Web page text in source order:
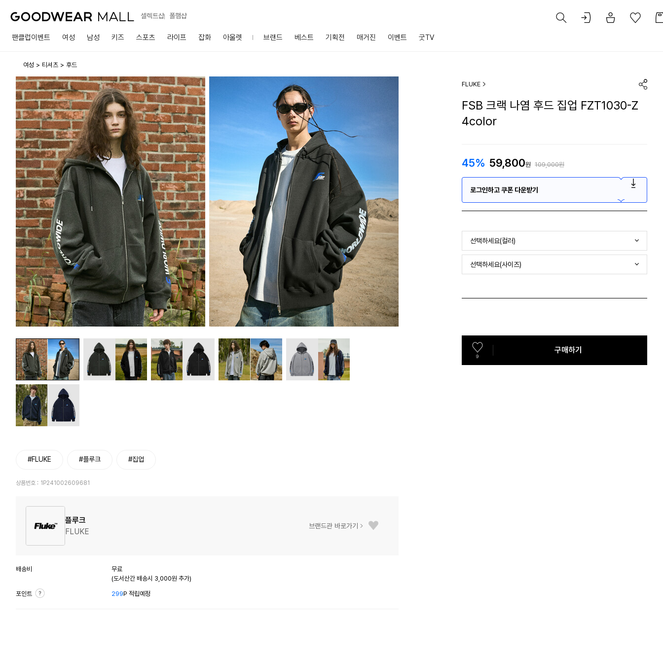
셀렉트샵 폴햄샵
팬클럽이벤트 여성 남성 키즈 스포츠 라이프 잡화 아울렛 브랜드 베스트 기획전 매거진 이벤트 굿TV
여성 티셔츠 후드
#FLUKE #플루크 #집업
상품번호 : 1P241002609681
플루크
FLUKE
브랜드관 바로가기
배송비
무료
(도서산간 배송시 3,000원 추가)
포인트 299P 적립예정
FLUKE
FSB 크랙 나염 후드 집업 FZT1030-Z
4color
45% 59,800원 109,000원
로그인하고 쿠폰 다운받기
선택하세요(컬러)
선택하세요(사이즈)
9
구매하기